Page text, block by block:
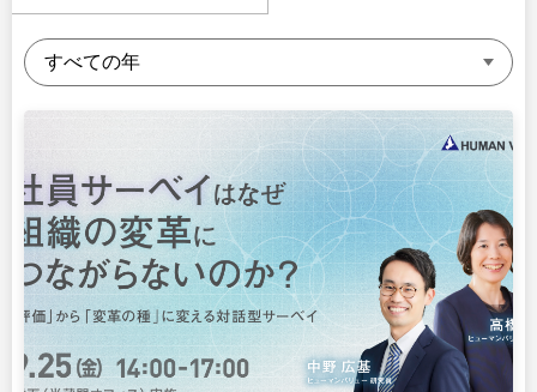
プラクティショナー養成
リサーチ
出版
その他